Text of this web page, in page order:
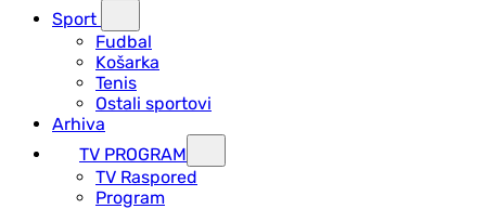
Sport
Fudbal
Košarka
Tenis
Ostali sportovi
Arhiva
TV PROGRAM
ТV Raspored
Program